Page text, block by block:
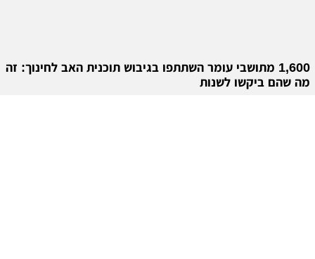
1,600 מתושבי עומר השתתפו בגיבוש תוכנית האב לחינוך: זה
מה שהם ביקשו לשנות